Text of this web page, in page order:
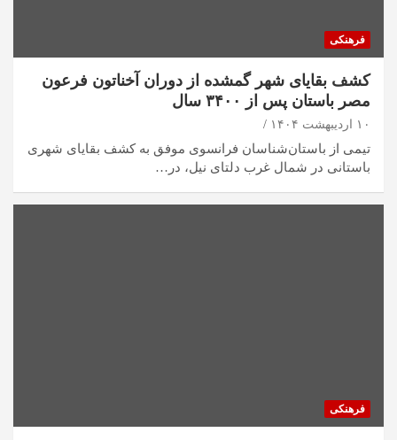
فرهنکی
کشف بقایای شهر گمشده از دوران آخناتون فرعون
مصر باستان پس از ۳۴۰۰ سال
۱۰ اردیبهشت ۱۴۰۴
تیمی از باستان‌شناسان فرانسوی موفق به کشف بقایای شهری
باستانی در شمال غرب دلتای نیل، در…
فرهنکی